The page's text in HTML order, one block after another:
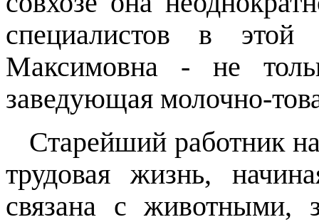
специалистов в этой
Максимовна - не
заведующая молочно-
Старейший работник
трудовая жизнь,
связана с животными,